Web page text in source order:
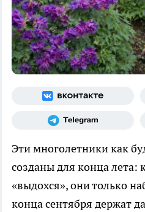
Эти многолетники как
созданы для конца лета:
«выдохся», они только
конца сентября держат